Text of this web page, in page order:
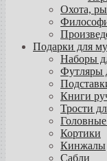
Охота,
Подарки для
Наборы
Футляры
Книги
Трости
Кортики
Кинжалы
Сабли